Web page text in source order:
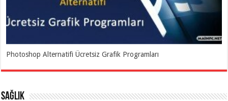
Photoshop Alternatifi Ücretsiz Grafik Programları
SAĞLIK